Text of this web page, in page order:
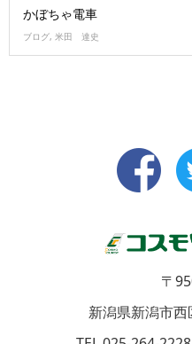
かぼちゃ電車
ブログ, 米田 達史
〒
新潟県新潟市